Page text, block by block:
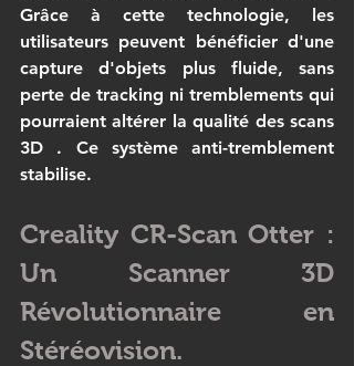
Grâce à cette technologie, les
utilisateurs peuvent bénéficier d'une
capture d'objets plus fluide, sans
perte de tracking ni tremblements qui
pourraient altérer la qualité des scans
3D . Ce système anti-tremblement
stabilise.
Creality CR-Scan Otter :
Un Scanner 3D
Révolutionnaire en
Stéréovision.